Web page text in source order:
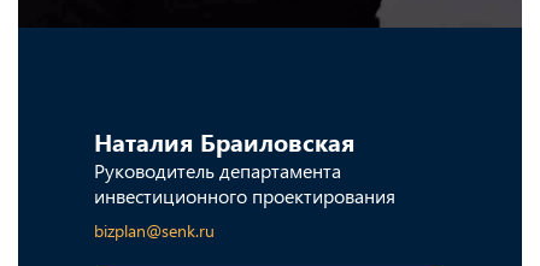
Наталия Браиловская
Руководитель департамента
инвестиционного проектирования
bizplan@senk.ru